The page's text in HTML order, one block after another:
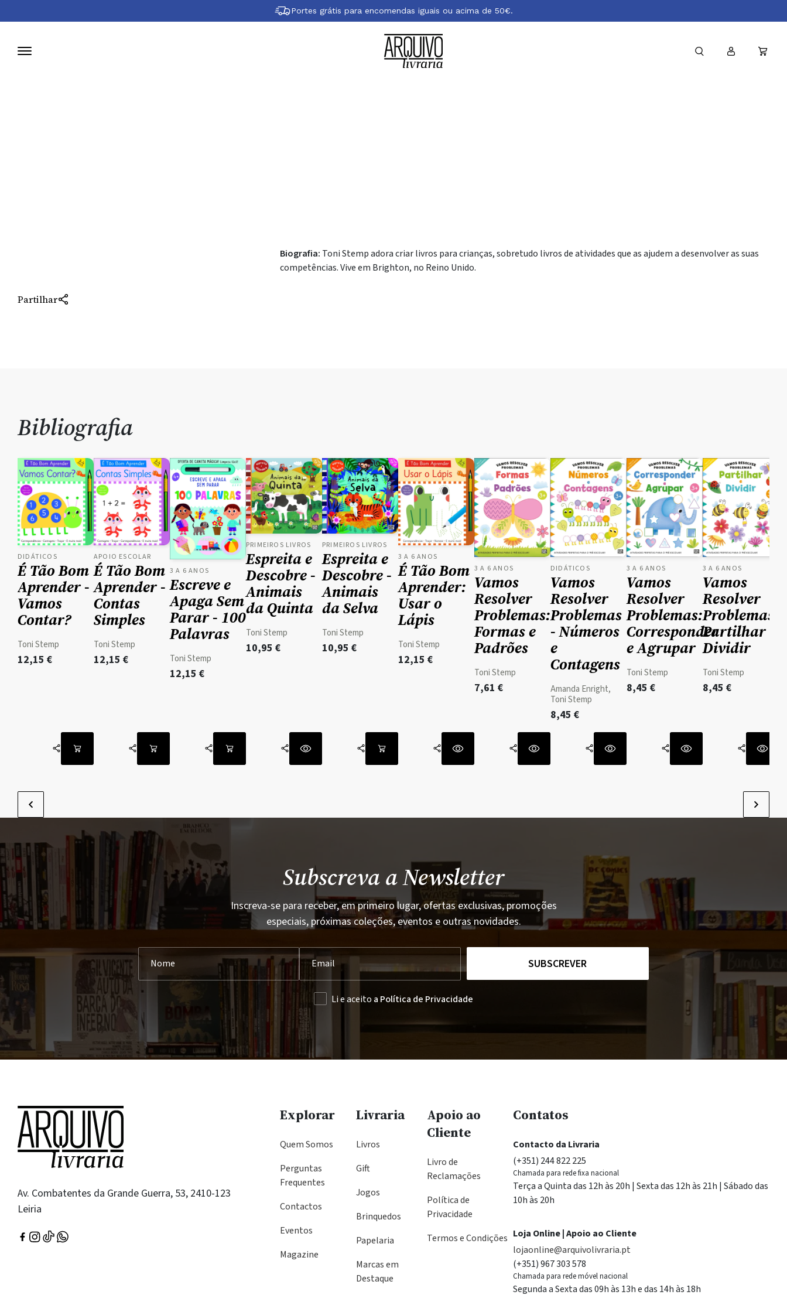
para
principal
Portes grátis para encomendas iguais ou acima de 50€.
Biografia: Toni Stemp adora criar livros para crianças, sobretudo livros de atividades que as ajudem a desenvolver as suas
competências. Vive em Brighton, no Reino Unido.
Partilhar
Bibliografia
DIDÁTICOS
É Tão Bom
Aprender -
Vamos
Contar?
Toni Stemp
12,15 €
APOIO ESCOLAR
É Tão Bom
Aprender -
Contas
Simples
Toni Stemp
12,15 €
3 A 6 ANOS
Escreve e
Apaga Sem
Parar - 100
Palavras
Toni Stemp
12,15 €
PRIMEIROS LIVROS
Espreita e
Descobre -
Animais
da Quinta
Toni Stemp
10,95 €
PRIMEIROS LIVROS
Espreita e
Descobre -
Animais
da Selva
Toni Stemp
10,95 €
3 A 6 ANOS
É Tão Bom
Aprender:
Usar o
Lápis
Toni Stemp
12,15 €
3 A 6 ANOS
Vamos
Resolver
Problemas:
Formas e
Padrões
Toni Stemp
7,61 €
DIDÁTICOS
Vamos
Resolver
Problemas
- Números
e
Contagens
Amanda Enright,
Toni Stemp
8,45 €
3 A 6 ANOS
Vamos
Resolver
Problemas:
Corresponder
e Agrupar
Toni Stemp
8,45 €
3 A 6 ANOS
Vamos
Resolver
Problemas:
Partilhar e
Dividir
Toni Stemp
8,45 €
Subscreva a Newsletter
Inscreva-se para receber, em primeiro lugar, ofertas exclusivas, promoções
especiais, próximas coleções, eventos e outras novidades.
SUBSCREVER
Li e aceito a Política de Privacidade
Av. Combatentes da Grande Guerra, 53, 2410-123
Leiria
Explorar
Quem Somos
Perguntas
Frequentes
Contactos
Eventos
Magazine
Livraria
Livros
Gift
Jogos
Brinquedos
Papelaria
Marcas em
Destaque
Apoio ao
Cliente
Livro de
Reclamações
Política de
Privacidade
Termos e Condições
Contatos
Contacto da Livraria
(+351) 244 822 225
Chamada para rede fixa nacional
Terça a Quinta das 12h às 20h | Sexta das 12h às 21h | Sábado das
10h às 20h
Loja Online | Apoio ao Cliente
lojaonline@arquivolivraria.pt
(+351) 967 303 578
Chamada para rede móvel nacional
Segunda a Sexta das 09h às 13h e das 14h às 18h